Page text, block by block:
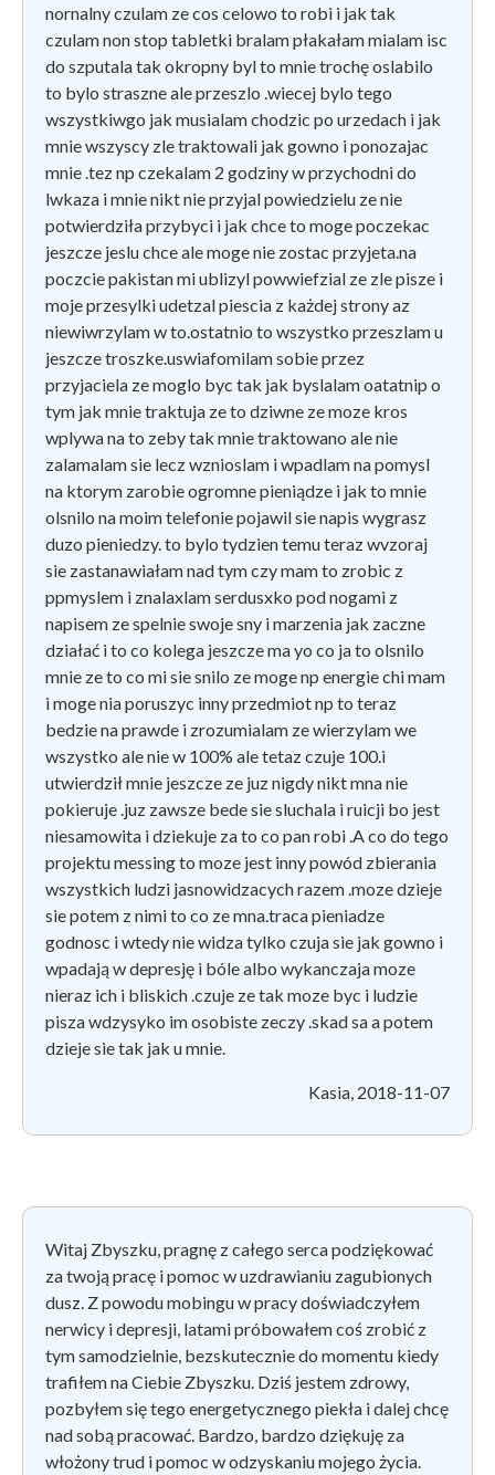
nornalny czulam ze cos celowo to robi i jak tak
czulam non stop tabletki bralam płakałam mialam isc
do szputala tak okropny byl to mnie trochę oslabilo
to bylo straszne ale przeszlo .wiecej bylo tego
wszystkiwgo jak musialam chodzic po urzedach i jak
mnie wszyscy zle traktowali jak gowno i ponozajac
mnie .tez np czekalam 2 godziny w przychodni do
lwkaza i mnie nikt nie przyjal powiedzielu ze nie
potwierdziła przybyci i jak chce to moge poczekac
jeszcze jeslu chce ale moge nie zostac przyjeta.na
poczcie pakistan mi ublizyl powwiefzial ze zle pisze i
moje przesylki udetzal piescia z każdej strony az
niewiwrzylam w to.ostatnio to wszystko przeszlam u
jeszcze troszke.uswiafomilam sobie przez
przyjaciela ze moglo byc tak jak byslalam oatatnip o
tym jak mnie traktuja ze to dziwne ze moze kros
wplywa na to zeby tak mnie traktowano ale nie
zalamalam sie lecz wznioslam i wpadlam na pomysl
na ktorym zarobie ogromne pieniądze i jak to mnie
olsnilo na moim telefonie pojawil sie napis wygrasz
duzo pieniedzy. to bylo tydzien temu teraz wvzoraj
sie zastanawiałam nad tym czy mam to zrobic z
ppmyslem i znalaxlam serdusxko pod nogami z
napisem ze spelnie swoje sny i marzenia jak zaczne
działać i to co kolega jeszcze ma yo co ja to olsnilo
mnie ze to co mi sie snilo ze moge np energie chi mam
i moge nia poruszyc inny przedmiot np to teraz
bedzie na prawde i zrozumialam ze wierzylam we
wszystko ale nie w 100% ale tetaz czuje 100.i
utwierdził mnie jeszcze ze juz nigdy nikt mna nie
pokieruje .juz zawsze bede sie sluchala i ruicji bo jest
niesamowita i dziekuje za to co pan robi .A co do tego
projektu messing to moze jest inny powód zbierania
wszystkich ludzi jasnowidzacych razem .moze dzieje
sie potem z nimi to co ze mna.traca pieniadze
godnosc i wtedy nie widza tylko czuja sie jak gowno i
wpadają w depresję i bóle albo wykanczaja moze
nieraz ich i bliskich .czuje ze tak moze byc i ludzie
pisza wdzysyko im osobiste zeczy .skad sa a potem
dzieje sie tak jak u mnie.
Kasia, 2018-11-07
Witaj Zbyszku, pragnę z całego serca podziękować
za twoją pracę i pomoc w uzdrawianiu zagubionych
dusz. Z powodu mobingu w pracy doświadczyłem
nerwicy i depresji, latami próbowałem coś zrobić z
tym samodzielnie, bezskutecznie do momentu kiedy
trafiłem na Ciebie Zbyszku. Dziś jestem zdrowy,
pozbyłem się tego energetycznego piekła i dalej chcę
nad sobą pracować. Bardzo, bardzo dziękuję za
włożony trud i pomoc w odzyskaniu mojego życia.